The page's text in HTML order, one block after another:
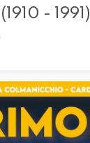
- 1991)